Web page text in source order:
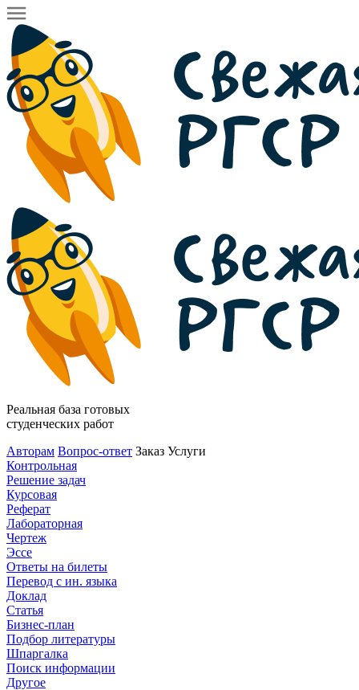
Реальная база готовых
студенческих работ
Авторам Вопрос-ответ Заказ Услуги
Контрольная
Решение задач
Курсовая
Реферат
Лабораторная
Чертеж
Эссе
Ответы на билеты
Перевод с ин. языка
Доклад
Статья
Бизнес-план
Подбор литературы
Шпаргалка
Поиск информации
Другое